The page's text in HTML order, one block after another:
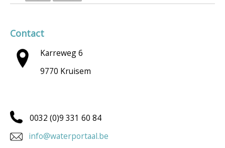
Contact
Karreweg 6
9770 Kruisem
0032 (0)9 331 60 84
info@waterportaal.be